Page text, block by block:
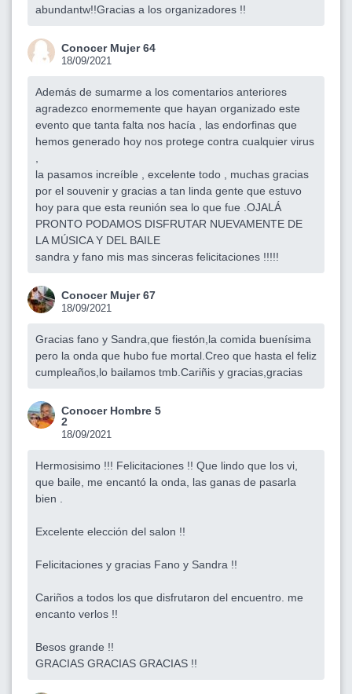
abundantw!!Gracias a los organizadores !!
Conocer Mujer 64
18/09/2021
Además de sumarme a los comentarios anteriores
agradezco enormemente que hayan organizado este
evento que tanta falta nos hacía , las endorfinas que
hemos generado hoy nos protege contra cualquier virus
la pasamos increíble , excelente todo , muchas gracias
por el souvenir y gracias a tan linda gente que estuvo
hoy para que esta reunión sea lo que fue .OJALÁ
PRONTO PODAMOS DISFRUTAR NUEVAMENTE DE
LA MÚSICA Y DEL BAILE
sandra y fano mis mas sinceras felicitaciones !!!!!
Conocer Mujer 67
18/09/2021
Gracias fano y Sandra,que fiestón,la comida buenísima
pero la onda que hubo fue mortal.Creo que hasta el feliz
cumpleaños,lo bailamos tmb.Cariñis y gracias,gracias
Conocer Hombre 5
2
18/09/2021
Hermosisimo !!! Felicitaciones !! Que lindo que los vi,
que baile, me encantó la onda, las ganas de pasarla
bien .
Excelente elección del salon !!
Felicitaciones y gracias Fano y Sandra !!
Cariños a todos los que disfrutaron del encuentro. me
encanto verlos !!
Besos grande !!
GRACIAS GRACIAS GRACIAS !!